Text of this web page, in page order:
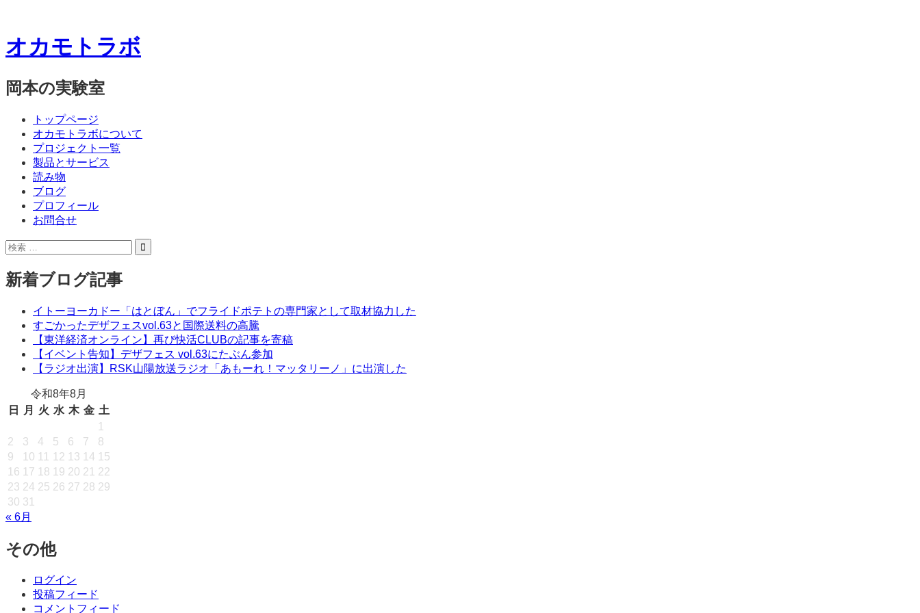
オカモトラボ
岡本の実験室
プ
トップページ
オカモトラボについて
プロジェクト一覧
製品とサービス
読み物
ブログ
プロフィール
お問合せ
サ
ド
バ
検
新着ブログ記事
イトーヨーカドー「はとぼん」でフライドポテトの専門家として取材協力した
すごかったデザフェスvol.63と国際送料の高騰
【東洋経済オンライン】再び快活CLUBの記事を寄稿
【イベント告知】デザフェス vol.63にたぶん参加
【ラジオ出演】RSK山陽放送ラジオ「あもーれ！マッタリーノ」に出演した
令和8年8月
日
月 火 水 木 金 土
1
2
3 4 5 6 7
8
9
10 11 12 13 14 15
16 17 18 19 20 21 22
23 24 25 26 27 28 29
30 31
« 6月
その他
ログイン
投稿フィード
コメントフィード